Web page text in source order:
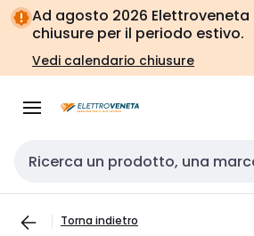
Vai alla
navigazione
Vai
alla
pagina
Ad agosto 2026
chiusure per il periodo estivo.
Vedi calendario chiusure
Cerca input
Torna indietro